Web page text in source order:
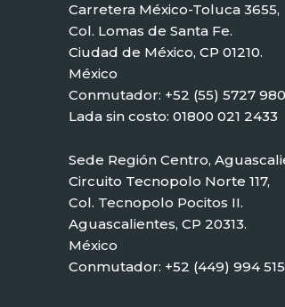
Carretera México-Toluca 3655,
Col. Lomas de Santa Fe.
Ciudad de México, CP 01210.
México
Conmutador: +52 (55) 5727
Lada sin costo: 01800 021 2433
Sede Región Centro,
Circuito Tecnopolo Norte 117,
Col. Tecnopolo Pocitos II.
Aguascalientes, CP 20313.
México
Conmutador: +52 (449) 994